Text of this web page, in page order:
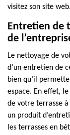
visitez son site web.
Entretien de
de
Le nettoyage de
d’un entretien de
bien qu’il
espace. En effet,
de votre terrasse
un produit
les terrasses en